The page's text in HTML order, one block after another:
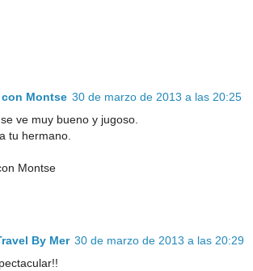
Montse 30 de marzo de 2013 a las 20:25
ve muy bueno y jugoso.
tu hermano.
Montse
By Mer 30 de marzo de 2013 a las 20:29